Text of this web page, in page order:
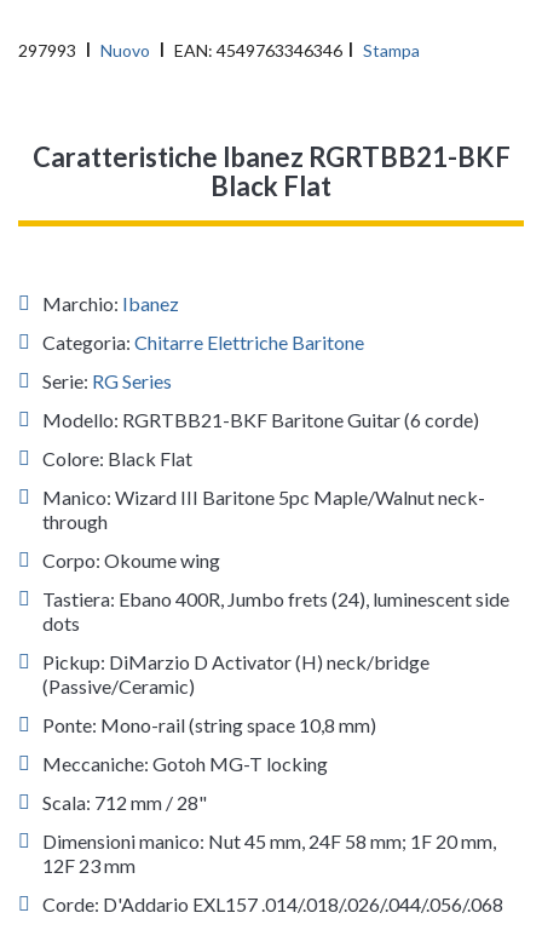
297993 Nuovo EAN: 4549763346346 Stampa
Caratteristiche Ibanez RGRTBB21-BKF
Black Flat
Marchio: Ibanez
Categoria: Chitarre Elettriche Baritone
Serie: RG Series
Modello: RGRTBB21-BKF Baritone Guitar (6 corde)
Colore: Black Flat
Manico: Wizard III Baritone 5pc Maple/Walnut neck-
through
Corpo: Okoume wing
Tastiera: Ebano 400R, Jumbo frets (24), luminescent side
dots
Pickup: DiMarzio D Activator (H) neck/bridge
(Passive/Ceramic)
Ponte: Mono-rail (string space 10,8 mm)
Meccaniche: Gotoh MG-T locking
Scala: 712 mm / 28"
Dimensioni manico: Nut 45 mm, 24F 58 mm; 1F 20 mm,
12F 23 mm
Corde: D'Addario EXL157 .014/.018/.026/.044/.056/.068